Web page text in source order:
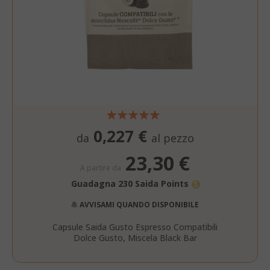
da 0,227 € al pezzo
A partire da 23,30 €
Guadagna 230 Saida Points
AVVISAMI QUANDO DISPONIBILE
Capsule Saida Gusto Espresso Compatibili
Dolce Gusto, Miscela Black Bar
SADEVSESSID
_GRECAPTCHA